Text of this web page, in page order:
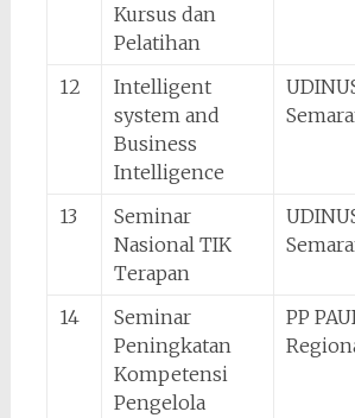
Kursus dan
Pelatihan
12
Intelligent
system and
Business
Intelligence
13
Seminar
Nasional TIK
Terapan
14
Seminar
Peningkatan
Kompetensi
Pengelola
PP